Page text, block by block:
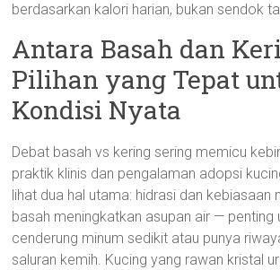
berdasarkan kalori harian, bukan sendok
Antara Basah dan
Pilihan yang Tepat
Kondisi Nyata
Debat basah vs kering sering memicu
praktik klinis dan pengalaman adopsi
lihat dua hal utama: hidrasi dan kebiasaan
basah meningkatkan asupan air — penting
cenderung minum sedikit atau punya
saluran kemih. Kucing yang rawan kristal